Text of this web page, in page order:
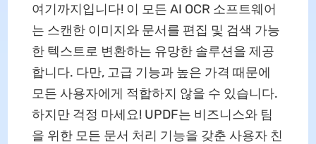
여기까지입니다! 이 모든 AI OCR 소프트웨어
는 스캔한 이미지와 문서를 편집 및 검색 가능
한 텍스트로 변환하는 유망한 솔루션을 제공
합니다. 다만, 고급 기능과 높은 가격 때문에
모든 사용자에게 적합하지 않을 수 있습니다.
하지만 걱정 마세요! UPDF는 비즈니스와 팀
을 위한 모든 문서 처리 기능을 갖춘 사용자 친